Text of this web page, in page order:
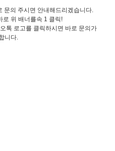
문의 주시면 안내해드리겠습니다.
로 위 배너를속 1 클릭!
톡 로고를 클릭하시면 바로 문의가
니다.